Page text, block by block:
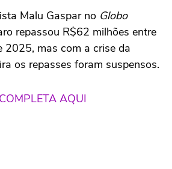
Malu Gaspar no Globo
repassou R$62 milhões entre
2025, mas com a crise da
os repasses foram suspensos.
AQUI